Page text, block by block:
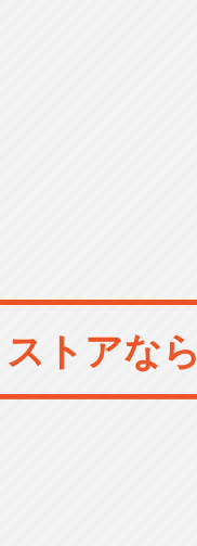
トアなら